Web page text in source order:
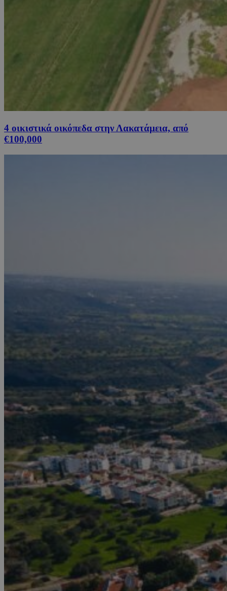
4 οικιστικά οικόπεδα στην Λακατάμεια, από
€100,000